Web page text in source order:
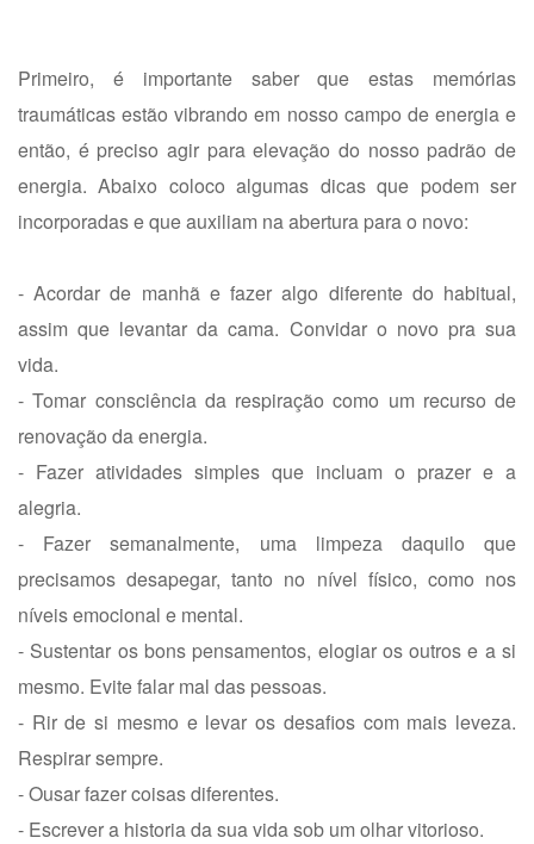
Primeiro, é importante saber que estas memórias
traumáticas estão vibrando em nosso campo de energia e
então, é preciso agir para elevação do nosso padrão de
energia. Abaixo coloco algumas dicas que podem ser
incorporadas e que auxiliam na abertura para o novo:
- Acordar de manhã e fazer algo diferente do habitual,
assim que levantar da cama. Convidar o novo pra sua
vida.
- Tomar consciência da respiração como um recurso de
renovação da energia.
- Fazer atividades simples que incluam o prazer e a
alegria.
- Fazer semanalmente, uma limpeza daquilo que
precisamos desapegar, tanto no nível físico, como nos
níveis emocional e mental.
- Sustentar os bons pensamentos, elogiar os outros e a si
mesmo. Evite falar mal das pessoas.
- Rir de si mesmo e levar os desafios com mais leveza.
Respirar sempre.
- Ousar fazer coisas diferentes.
- Escrever a historia da sua vida sob um olhar vitorioso.